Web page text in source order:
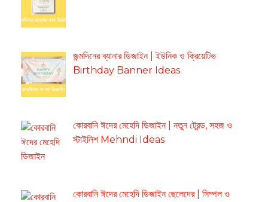
জন্মদিনের ব্যানার ডিজাইন | ইউনিক ও ক্রিয়েটিভ
Birthday Banner Ideas
কোরবানি ঈদের মেহেদি ডিজাইন | নতুন ট্রেন্ড, সহজ ও
স্টাইলিশ Mehndi Ideas
কোরবানি ঈদের মেহেদি ডিজাইন ছেলেদের | সিম্পল ও